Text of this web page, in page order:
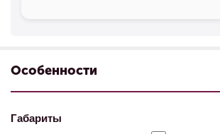
Особенности
Габариты